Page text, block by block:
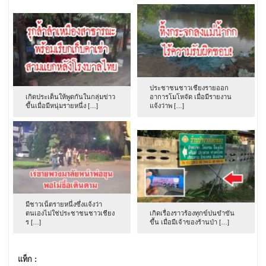
เกิดประเด็นให้พูดกันในกลุ่มข่าว
ขึ้นเมื่อมีหนุ่มรายหนึ่ง […]
ประชาชนชาวเชียงรายออก
อาการโมโหจัด เมื่อมีรายงาน
แจ้งว่าพ […]
มีชาวเน็ตรายหนึ่งซึ่งแจ้งว่า
ตนเองไม่ใช่ประชาชนชาวเชียง
ร […]
เกิดเรื่องราวร้องทุกข์ปนขำขัน
ขึ้น เมื่อมีเจ้าของร้านป่า […]
แท็ก :